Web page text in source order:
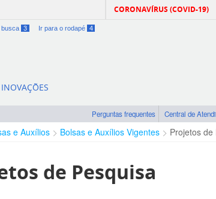
CORONAVÍRUS (COVID-19)
busca 3 Ir para o rodapé 4
Perguntas frequentes Central de
e Auxílios Bolsas e Auxílios Vigentes Projetos de
de Pesquisa